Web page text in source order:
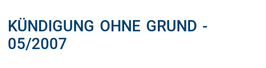
Gewerberecht, Betriebsanlagenrecht
Immobilienrecht, Bauträgerrecht
Ferienimmobilien in Vorarlberg
KÜNDIGUNG OHNE GRUND -
05/2007